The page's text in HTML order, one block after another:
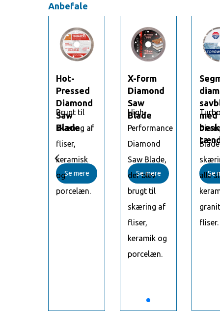
Anbefale
Hot-
Pressed
Diamond
Saw
Blade
Brugt til
skæring af
fliser,
keramisk
og
porcelæn.
Se mere
X-form
Diamond
Saw
Blade
High-
Performance
Diamond
Saw Blade,
der blev
brugt til
skæring af
fliser,
keramik og
porcelæn.
Se mere
med
alle
fliser.
Se
